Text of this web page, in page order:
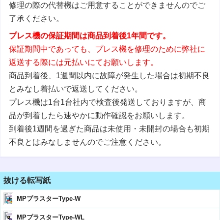
修理の際の代替機はご用意することができませんのでご
了承ください。
プレス機の保証期間は商品到着後1年間です。
保証期間中であっても、プレス機を修理のために弊社に
返送する際には元払いにてお願いします。
商品到着後、1週間以内に故障が発生した場合は初期不良
とみなし着払いで返送してください。
プレス機は1台1台社内で検査後発送しておりますが、商
品が到着したら速やかに動作確認をお願いします。
到着後1週間を過ぎた商品は未使用・未開封の場合も初期
不良とはみなしませんのでご注意ください。
抜ける転写紙
MPプラスターType-W
MPプラスターType-WL